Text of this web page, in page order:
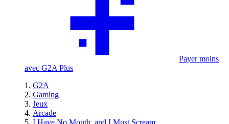
Payer moins
avec G2A Plus
G2A
Gaming
Jeux
Arcade
I Have No Mouth, and I Must Scream